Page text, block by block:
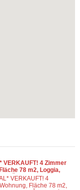
VERKAUFT! 4 Zimmer
78 m2, Loggia,
Čajkovského,